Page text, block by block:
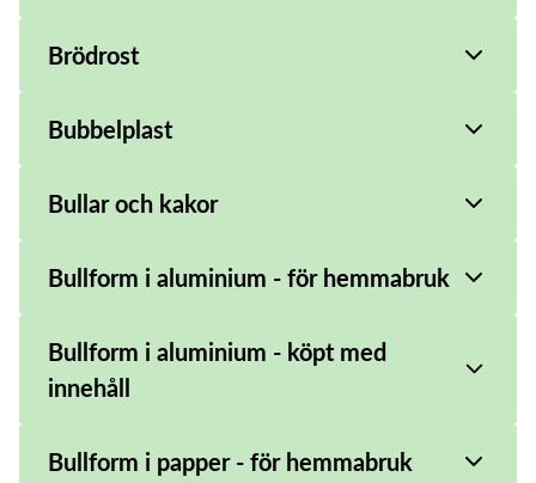
Brödrost
Bubbelplast
Bullar och kakor
Bullform i aluminium - för hemmabruk
Bullform i aluminium - köpt med
innehåll
Bullform i papper - för hemmabruk